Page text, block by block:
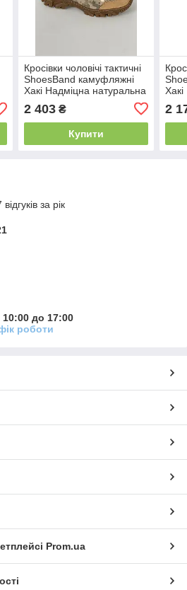
Кросівки чоловічі тактичні
ShoesBand камуфляжні
Хакі Надміцна натуральна
2 403₴
Купити
2
за рік
до 17:00
роботи
Prom.ua